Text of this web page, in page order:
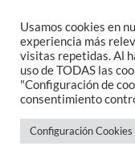
contenido
Home
Sobre Mi
Usamos cookies en
experiencia más
visitas repetidas. Al
uso de TODAS las
"Configuración de
consentimiento
Configuración Cookies